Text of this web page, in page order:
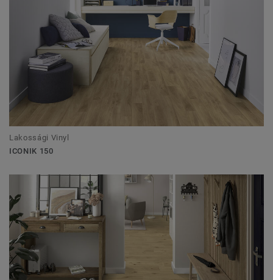
Lakossági Vinyl
ICONIK 150